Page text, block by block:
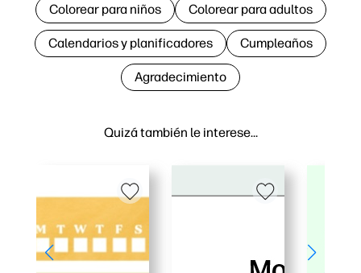
Quizá también le interese…
Colorear para niños Colorear para adultos
Calendarios y planificadores Cumpleaños
Agradecimiento